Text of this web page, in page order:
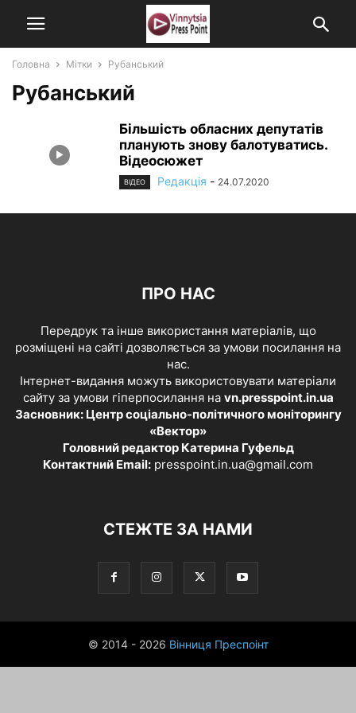
Головна Мітки Рубанський
Рубанський
Більшість обласних депутатів
планують знову балотуватись.
Відеосюжет
ВІДЕО Редакція - 24.07.2020
ПРО НАС
Передрук та інше використання матеріалів, що
розміщені на сайті дозволяється за умови посилання на
нас.
Інтернет-видання можуть використовувати матеріали
сайту за умови гіперпосилання на vn.presspoint.in.ua
Засновник: Центр соціально-політичного моніторингу
«Вектор»
Головний редактор Катерина Гуфельд
Контактний Email: presspoint.in.ua@gmail.com
СТЕЖТЕ ЗА НАМИ
© 2014 - 2026 Вінниця Преспоінт